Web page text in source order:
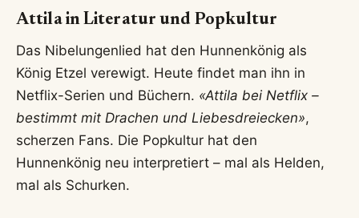
Attila in Literatur und Popkultur
Das Nibelungenlied hat den Hunnenkönig als
König Etzel verewigt. Heute findet man ihn in
Netflix-Serien und Büchern. «Attila bei Netflix –
bestimmt mit Drachen und Liebesdreiecken»,
scherzen Fans. Die Popkultur hat den
Hunnenkönig neu interpretiert – mal als Helden,
mal als Schurken.